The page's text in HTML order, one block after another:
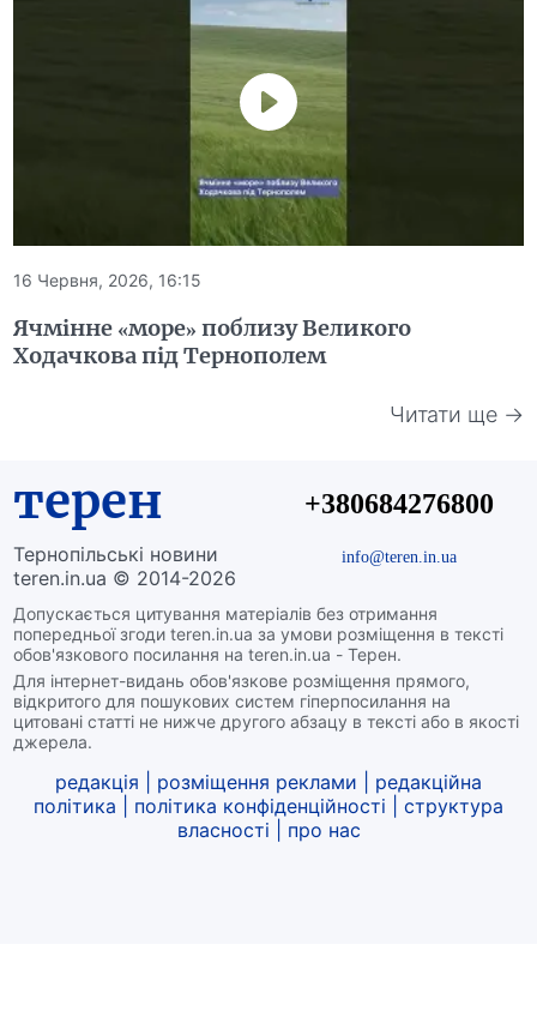
16 Червня, 2026, 16:15
Ячмінне «море» поблизу Великого
Ходачкова під Тернополем
Читати ще →
терен
Тернопільські новини
teren.in.ua © 2014-2026
Допускається цитування матеріалів без отримання
попередньої згоди teren.in.ua за умови розміщення в тексті
обов'язкового посилання на teren.in.ua - Терен.
Для інтернет-видань обов'язкове розміщення прямого,
відкритого для пошукових систем гіперпосилання на
цитовані статті не нижче другого абзацу в тексті або в якості
джерела.
+380684276800
info@teren.in.ua
редакція розміщення реклами
редакційна
політика
політика конфіденційності
структура
власності
про нас